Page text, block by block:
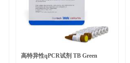
高特异性qPCR试剂 TB Green